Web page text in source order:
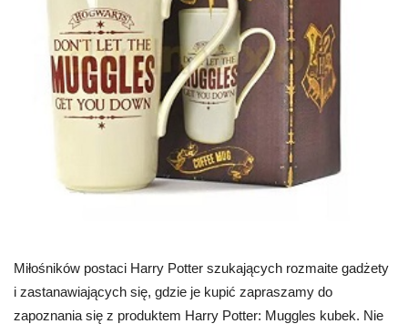
Miłośników postaci Harry Potter szukających rozmaite gadżety
i zastanawiających się, gdzie je kupić zapraszamy do
zapoznania się z produktem Harry Potter: Muggles kubek. Nie